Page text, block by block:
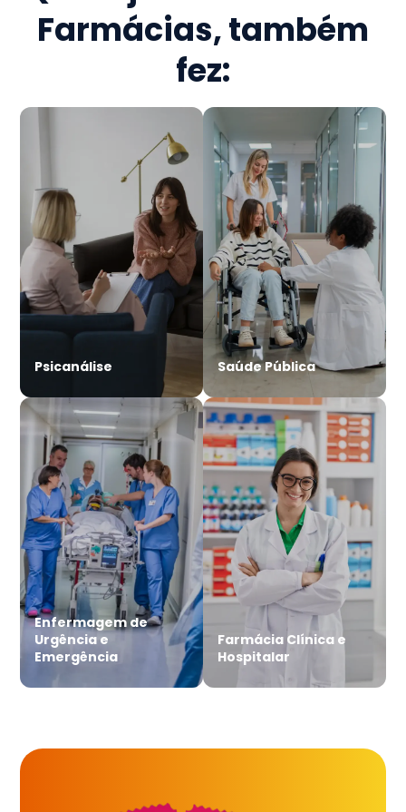
Farmácias, também
fez:
Psicanálise Saúde Pública
Enfermagem de
Urgência e
Emergência
Farmácia Clínica e
Hospitalar